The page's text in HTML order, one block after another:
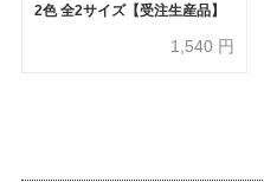
2色 全2サイズ【受注生産品】
1,540 円